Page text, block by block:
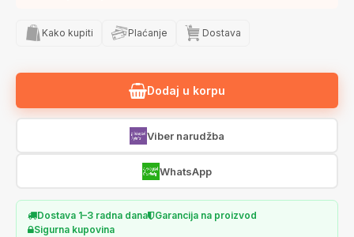
Kako kupiti Plaćanje Dostava
Dodaj u korpu
Viber narudžba
WhatsApp
Dostava 1–3 radna dana
Garancija na proizvod
Sigurna kupovina